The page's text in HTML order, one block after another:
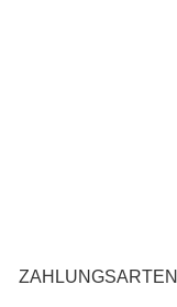
ZAHLUNGSARTEN